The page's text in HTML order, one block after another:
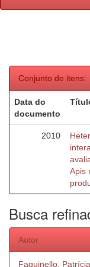
Conjunto de itens:
Data do
documento
2010
Apis
Busca
Autor
Faquinello, Patrícia